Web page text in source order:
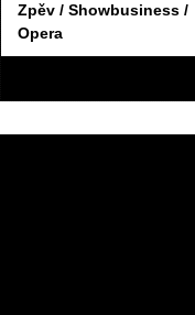
Zpěv / Showbusiness /
Opera